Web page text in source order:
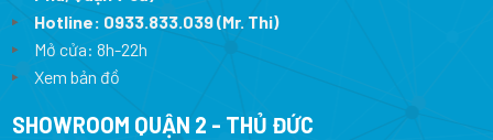
Hotline: 0933.833.039(Mr. Thi)
Mở cửa: 8h-22h
Xem bản đồ
SHOWROOM QUẬN 2 - THỦ ĐỨC